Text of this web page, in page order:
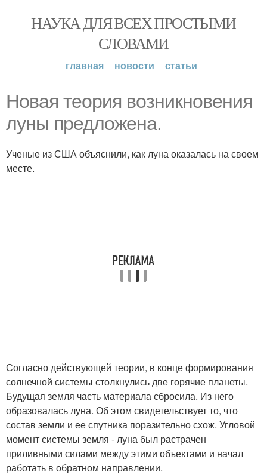
НАУКА ДЛЯ ВСЕХ ПРОСТЫМИ
СЛОВАМИ
главная новости статьи
Новая теория возникновения
луны предложена.
Ученые из США объяснили, как луна оказалась на своем
месте.
Согласно действующей теории, в конце формирования
солнечной системы столкнулись две горячие планеты.
Будущая земля часть материала сбросила. Из него
образовалась луна. Об этом свидетельствует то, что
состав земли и ее спутника поразительно схож. Угловой
момент системы земля - луна был растрачен
приливными силами между этими объектами и начал
работать в обратном направлении.